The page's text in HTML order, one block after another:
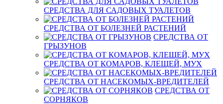
СРЕДСТВА ДЛЯ САДОВЫХ ТУАЛЕТОВ
СРЕДСТВА ОТ БОЛЕЗНЕЙ РАСТЕНИЙ
СРЕДСТВА ОТ
ГРЫЗУНОВ
СРЕДСТВА ОТ КОМАРОВ, КЛЕЩЕЙ, МУХ
СРЕДСТВА ОТ НАСЕКОМЫХ-ВРЕДИТЕЛЕЙ
СРЕДСТВА ОТ
СОРНЯКОВ